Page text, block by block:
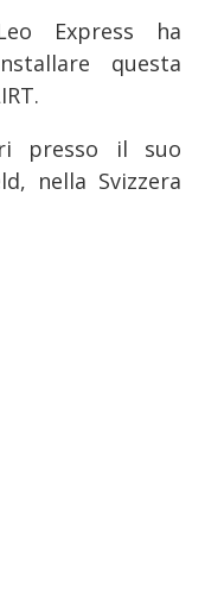
Express ha
questa
presso il suo
nella Svizzera